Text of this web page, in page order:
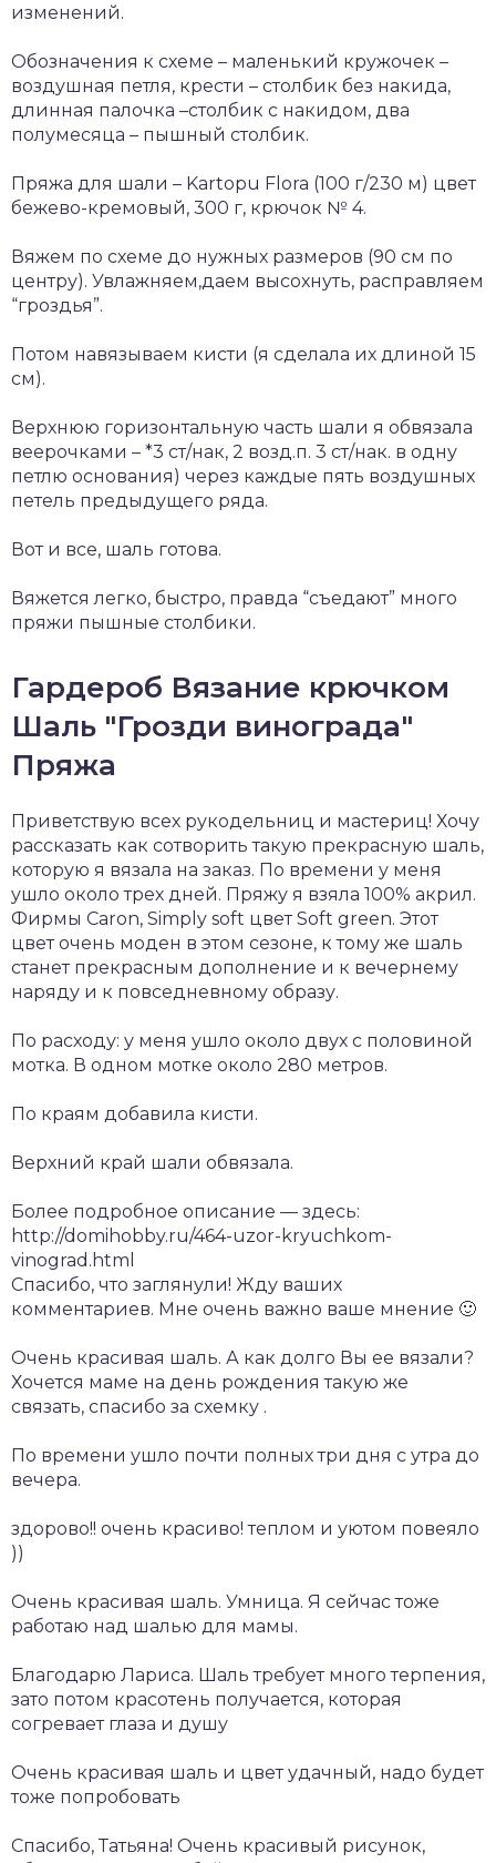
изменений.
Обозначения к схеме – маленький кружочек –
воздушная петля, крести – столбик без накида,
длинная палочка –столбик с накидом, два
полумесяца – пышный столбик.
Пряжа для шали – Kartopu Flora (100 г/230 м) цвет
бежево-кремовый, 300 г, крючок № 4.
Вяжем по схеме до нужных размеров (90 см по
центру). Увлажняем,даем высохнуть, расправляем
“гроздья”.
Потом навязываем кисти (я сделала их длиной 15
см).
Верхнюю горизонтальную часть шали я обвязала
веерочками – *3 ст/нак, 2 возд.п. 3 ст/нак. в одну
петлю основания) через каждые пять воздушных
петель предыдущего ряда.
Вот и все, шаль готова.
Вяжется легко, быстро, правда “съедают” много
пряжи пышные столбики.
Гардероб Вязание крючком
Шаль "Грозди винограда"
Пряжа
Приветствую всех рукодельниц и мастериц! Хочу
рассказать как сотворить такую прекрасную шаль,
которую я вязала на заказ. По времени у меня
ушло около трех дней. Пряжу я взяла 100% акрил.
Фирмы Caron, Simply soft цвет Soft green. Этот
цвет очень моден в этом сезоне, к тому же шаль
станет прекрасным дополнение и к вечернему
наряду и к повседневному образу.
По расходу: у меня ушло около двух с половиной
мотка. В одном мотке около 280 метров.
По краям добавила кисти.
Верхний край шали обвязала.
Более подробное описание — здесь:
http://domihobby.ru/464-uzor-kryuchkom-
vinograd.html
Спасибо, что заглянули! Жду ваших
комментариев. Мне очень важно ваше мнение 🙂
Очень красивая шаль. А как долго Вы ее вязали?
Хочется маме на день рождения такую же
связать, спасибо за схемку .
По времени ушло почти полных три дня с утра до
вечера.
здорово!! очень красиво! теплом и уютом повеяло
))
Очень красивая шаль. Умница. Я сейчас тоже
работаю над шалью для мамы.
Благодарю Лариса. Шаль требует много терпения,
зато потом красотень получается, которая
согревает глаза и душу
Очень красивая шаль и цвет удачный, надо будет
тоже попробовать
Спасибо, Татьяна! Очень красивый рисунок,